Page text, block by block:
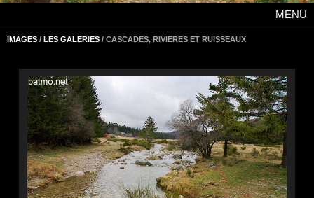
MENU
IMAGES / LES GALERIES / CASCADES, RIVIERES ET RUISSEAUX